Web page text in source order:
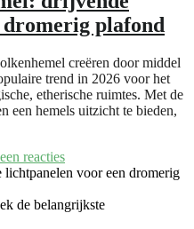
plafond
creëren door middel
trend in 2026 voor het
etherische ruimtes. Met de
een hemels uitzicht te bieden,
reacties
voor een dromerig
de belangrijkste